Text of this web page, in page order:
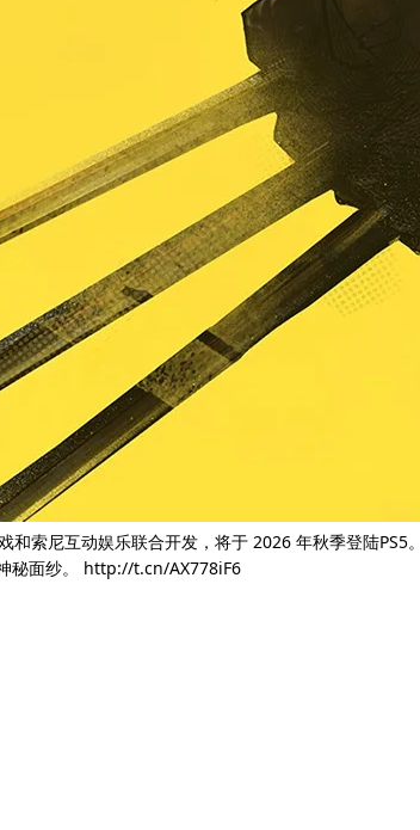
索尼互动娱乐联合开发，将于 2026 年秋季登陆PS5
秘面纱。 http://t.cn/AX778iF6